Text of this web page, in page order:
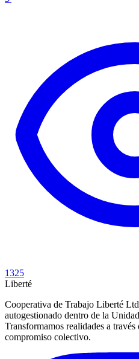
1325
Liberté
Cooperativa de Trabajo Liberté
autogestionado dentro de la
Transformamos realidades a
compromiso colectivo.